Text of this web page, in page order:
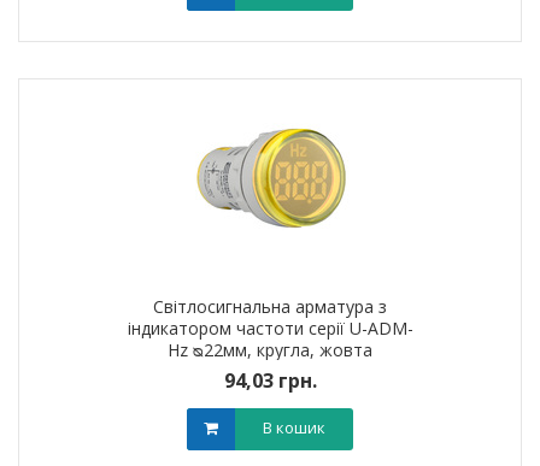
Світлосигнальна арматура з
індикатором частоти серії U-ADM-
Hz ᴓ22мм, кругла, жовта
94,03 грн.
В кошик